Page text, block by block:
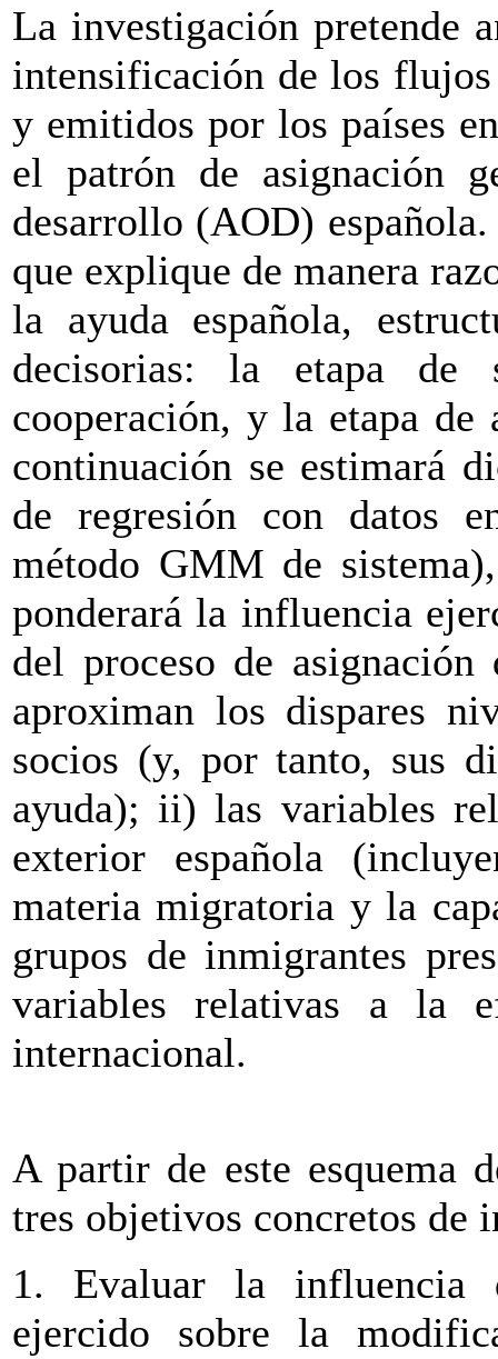
La investigación pretende
intensificación de los
y emitidos por los países
el patrón de asignación
desarrollo (AOD)
que explique de manera
la ayuda española,
decisorias: la etapa de
cooperación, y la etapa de
continuación se estimará
de regresión con datos
método GMM de
ponderará la influencia
del proceso de
aproximan los dispares
socios (y, por tanto, sus
ayuda); ii) las variables
exterior española
materia migratoria y la
grupos de inmigrantes
variables relativas a la
internacional.
A partir de este esquema
tres objetivos concretos de
1. Evaluar la influencia
ejercido sobre la